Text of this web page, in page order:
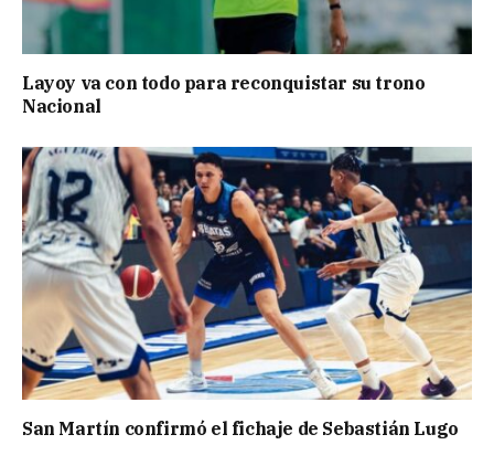
Layoy va con todo para reconquistar su trono
Nacional
San Martín confirmó el fichaje de Sebastián Lugo